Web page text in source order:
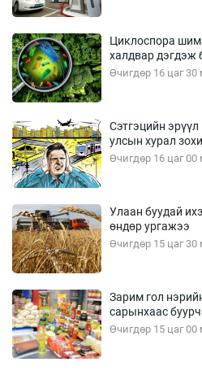
Циклоспора
халдвар дэгдэж
Өчигдөр 16 цаг 30
Сэтгэцийн
улсын хурал
Өчигдөр 16 цаг 00
Улаан буудай
өндөр ургажээ
Өчигдөр 15 цаг 30
Зарим гол
сарынхаас
Өчигдөр 15 цаг 00